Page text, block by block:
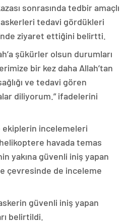
sonrasında tedbir amaçlı
askerleri tedavi gördükleri
ziyaret ettiğini belirtti.
şükürler olsun durumları
bir kez daha Allah’tan
ve tedavi gören
diliyorum.” ifadelerini
ekiplerin incelemeleri
havada temas
yakına güvenli iniş yapan
çevresinde de inceleme
güvenli iniş yapan
belirtildi.